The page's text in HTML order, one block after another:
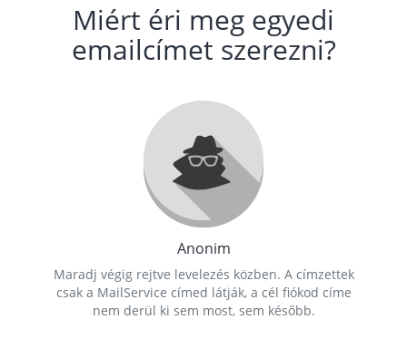
Miért éri meg egyedi
emailcímet szerezni?
Anonim
Maradj végig rejtve levelezés közben. A címzettek
csak a MailService címed látják, a cél fiókod címe
nem derül ki sem most, sem később.